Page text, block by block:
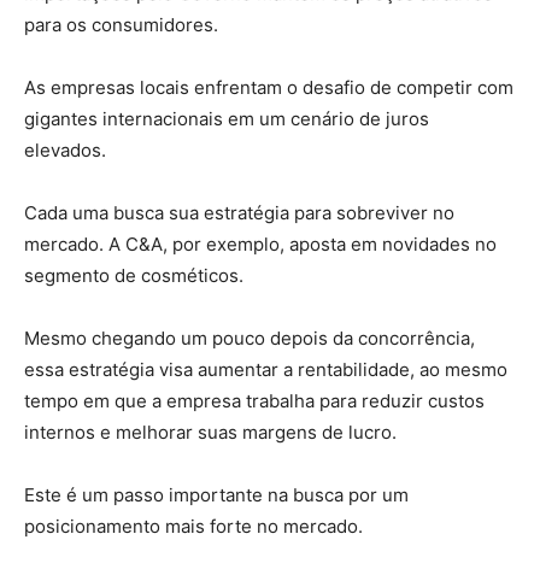
para os consumidores.
As empresas locais enfrentam o desafio de competir com
gigantes internacionais em um cenário de juros
elevados.
Cada uma busca sua estratégia para sobreviver no
mercado. A C&A, por exemplo, aposta em novidades no
segmento de cosméticos.
Mesmo chegando um pouco depois da concorrência,
essa estratégia visa aumentar a rentabilidade, ao mesmo
tempo em que a empresa trabalha para reduzir custos
internos e melhorar suas margens de lucro.
Este é um passo importante na busca por um
posicionamento mais forte no mercado.